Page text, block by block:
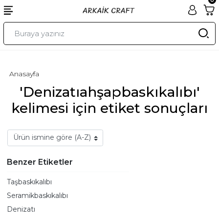
'Denizatıahşapbaskıkalıbı'
kelimesi için etiket sonuçları
Anasayfa
Benzer Etiketler
Taşbaskıkalıbı
Seramikbaskıkalıbı
Denizatı